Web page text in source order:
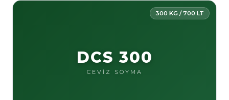
300 KG / 700 LT
DCS 300
CEVİZ SOYMA